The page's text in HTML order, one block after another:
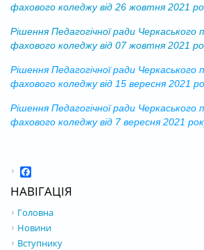
фахового коледжу від 26 жовтня 2021
Рішення Педагогічної ради Черкаського
фахового коледжу від 07 жовтня 2021
Рішення Педагогічної ради Черкаського
фахового коледжу від 15 вересня 2021
Рішення Педагогічної ради Черкаського
фахового коледжу від 7 вересня 2021
НАВІГАЦІЯ
Головна
Новини
Вступнику